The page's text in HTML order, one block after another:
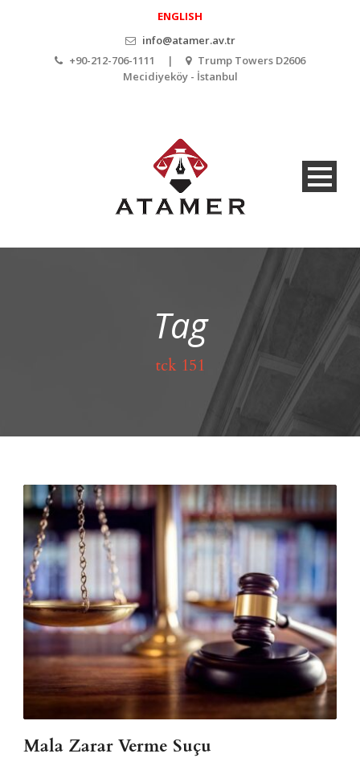
ENGLISH
info@atamer.av.tr
+90-212-706-1111 |
Trump Towers D2606
Mecidiyeköy - İstanbul
Tag
tck 151
Mala Zarar Verme Suçu